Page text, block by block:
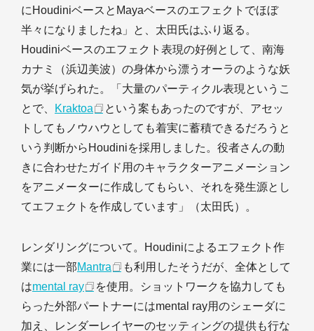
にHoudiniベースとMayaベースのエフェクトでほぼ
半々になりましたね」と、太田氏はふり返る。
Houdiniベースのエフェクト表現の好例として、南海
カナミ（浜辺美波）の身体から漂うオーラのような妖
気が挙げられた。「大量のパーティクル表現というこ
とで、
Kraktoa
という案もあったのですが、アセッ
トしてもノウハウとしても着実に蓄積できるだろうと
いう判断からHoudiniを採用しました。役者さんの動
きに合わせたガイド用のキャラクターアニメーション
をアニメーターに作成してもらい、それを発生源とし
てエフェクトを作成しています」（太田氏）。
レンダリングについて。Houdiniによるエフェクト作
業には一部Mantra
も利用したそうだが、全体として
はmental ray
を使用。ショットワークを協力しても
らった外部パートナーにはmental ray用のシェーダに
加え、レンダーレイヤーのセッティングの提供も行な